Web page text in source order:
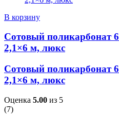
В корзину
Сотовый поликарбонат
2,1×6 м, люкс
Сотовый поликарбонат
2,1×6 м, люкс
Оценка 5.00 из 5
(7)